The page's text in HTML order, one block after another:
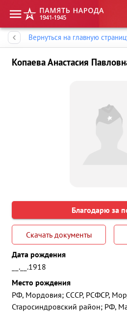
Вернуться на главную
Копаева Анастасия
Благодарю за
Скачать документы
Дата рождения
__.__.1918
Место рождения
РФ, Мордовия; СССР, РСФСР,
Старосиндровский район; РФ,
Память народа